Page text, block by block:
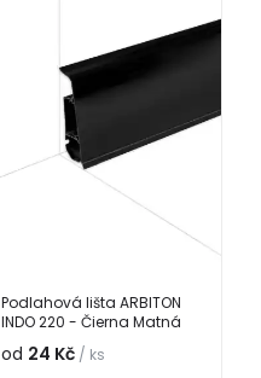
Podlahová lišta ARBITON
INDO 220 - Čierna Matná
od 24 Kč / ks